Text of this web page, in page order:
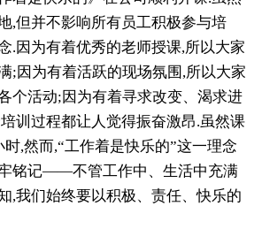
,但并不影响所有员工积极参与培
.因为有着优秀的老师授课,所以大家
;因为有着活跃的现场氛围,所以大家
个活动;因为有着寻求改变、渴求进
训过程都让人觉得振奋激昂.虽然课
,然而,“工作着是快乐的”这一理念
铭记――不管工作中、生活中充满
,我们始终要以积极、责任、快乐的